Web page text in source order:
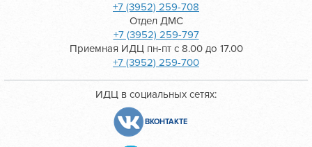
+7 (3952) 259-708
Отдел ДМС
+7 (3952) 259-797
Приемная ИДЦ пн-пт с 8.00 до 17.00
+7 (3952) 259-700
ИДЦ в социальных сетях:
ВКОНТАКТЕ